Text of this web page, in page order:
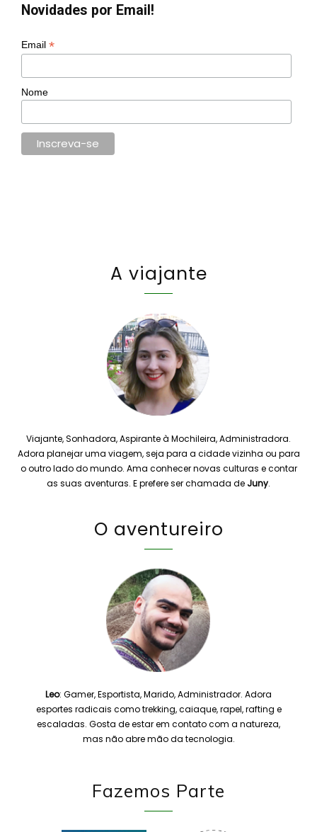
Novidades por Email!
Email *
Nome
A viajante
Viajante, Sonhadora, Aspirante à Mochileira, Administradora.
Adora planejar uma viagem, seja para a cidade vizinha ou para
o outro lado do mundo. Ama conhecer novas culturas e contar
as suas aventuras. E prefere ser chamada de Juny.
O aventureiro
Leo: Gamer, Esportista, Marido, Administrador. Adora
esportes radicais como trekking, caiaque, rapel, rafting e
escaladas. Gosta de estar em contato com a natureza,
mas não abre mão da tecnologia.
Fazemos Parte